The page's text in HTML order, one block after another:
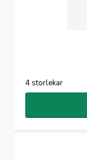
4 storlekar